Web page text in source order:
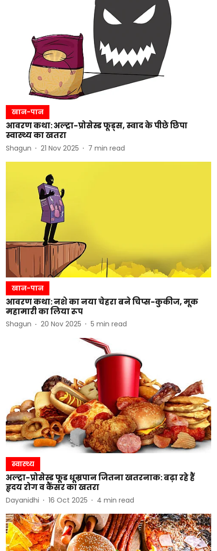
खान-पान
आवरण कथा: अल्ट्रा-प्रोसेस्ड फूड्स, स्वाद के पीछे छिपा
स्वास्थ्य का खतरा
Shagun 21 Nov 2025 7 min read
खान-पान
आवरण कथा: नशे का नया चेहरा बने चिप्स-कुकीज, मूक
महामारी का लिया रूप
Shagun 20 Nov 2025 5 min read
स्वास्थ्य
अल्ट्रा-प्रोसेस्ड फूड धूम्रपान जितना खतरनाक: बढ़ा रहे हैं
हृदय रोग व कैंसर का खतरा
Dayanidhi 16 Oct 2025 4 min read